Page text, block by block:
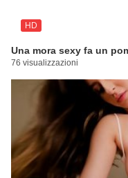
HD
Una mora sexy fa un
76 visualizzazioni